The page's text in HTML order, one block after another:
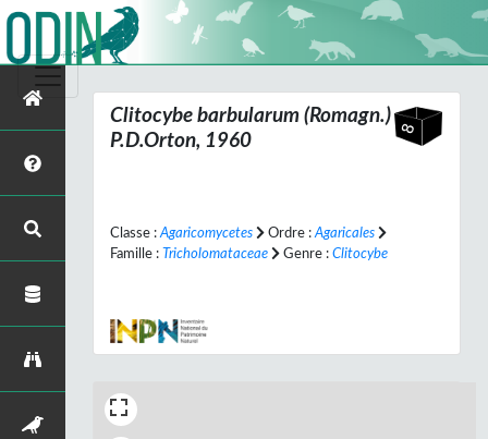
Clitocybe barbularum (Romagn.)
P.D.Orton, 1960
Classe : Agaricomycetes Ordre : Agaricales
Famille : Tricholomataceae Genre : Clitocybe